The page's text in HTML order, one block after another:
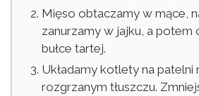
Mięso obtaczamy w mące,
zanurzamy w jajku, a potem
bułce tartej.
Układamy kotlety na patelni
rozgrzanym tłuszczu.